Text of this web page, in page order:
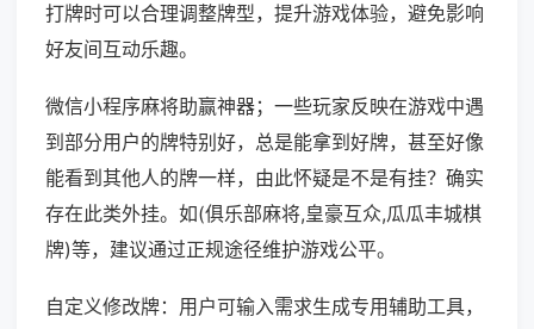
打牌时可以合理调整牌型，提升游戏体验，避免影响
好友间互动乐趣。
微信小程序麻将助赢神器；一些玩家反映在游戏中遇
到部分用户的牌特别好，总是能拿到好牌，甚至好像
能看到其他人的牌一样，由此怀疑是不是有挂？确实
存在此类外挂。如(俱乐部麻将,皇豪互众,瓜瓜丰城棋
牌)等，建议通过正规途径维护游戏公平。
自定义修改牌：用户可输入需求生成专用辅助工具，